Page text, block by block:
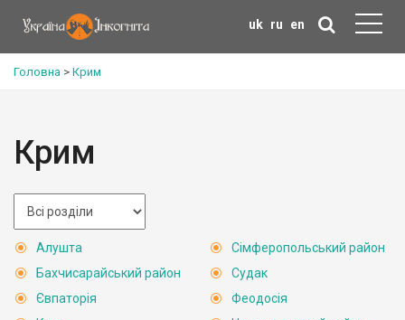
uk ru en
Головна > Крим
Крим
Алушта
Бахчисарайський район
Євпаторія
Сімферопольський район
Судак
Феодосія